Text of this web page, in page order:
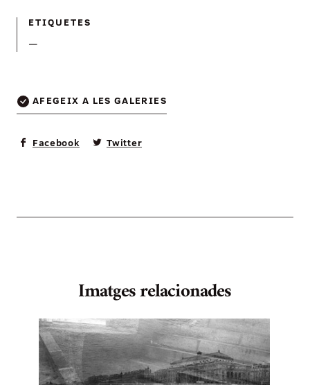
ETIQUETES
—
AFEGEIX A LES GALERIES
Facebook Twitter
Imatges relacionades